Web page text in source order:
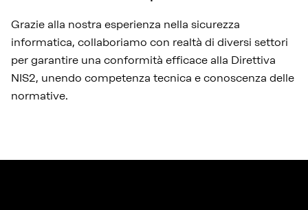
Grazie alla nostra esperienza nella sicurezza
informatica, collaboriamo con realtà di diversi settori
per garantire una conformità efficace alla Direttiva
NIS2, unendo competenza tecnica e conoscenza delle
normative.